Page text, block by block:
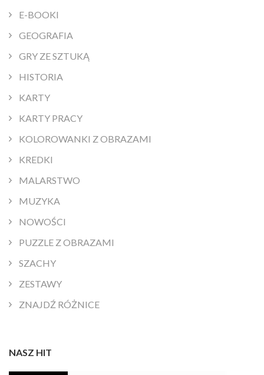
E-BOOKI
GEOGRAFIA
GRY ZE SZTUKĄ
HISTORIA
KARTY
KARTY PRACY
KOLOROWANKI Z OBRAZAMI
KREDKI
MALARSTWO
MUZYKA
NOWOŚCI
PUZZLE Z OBRAZAMI
SZACHY
ZESTAWY
ZNAJDŹ RÓŻNICE
NASZ HIT